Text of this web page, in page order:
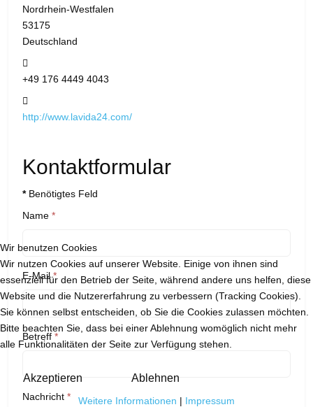
Nordrhein-Westfalen
53175
Deutschland
+49 176 4449 4043
http://www.lavida24.com/
Kontaktformular
*Benötigtes Feld
Name *
E-Mail*
Betreff *
Nachricht *
Wir benutzen Cookies
Wir nutzen Cookies auf unserer Website. Einige von ihnen sind
essenziell für den Betrieb der Seite, während andere uns helfen, diese
Website und die Nutzererfahrung zu verbessern (Tracking Cookies).
Sie können selbst entscheiden, ob Sie die Cookies zulassen möchten.
Bitte beachten Sie, dass bei einer Ablehnung womöglich nicht mehr
alle Funktionalitäten der Seite zur Verfügung stehen.
Akzeptieren Ablehnen
Weitere Informationen | Impressum